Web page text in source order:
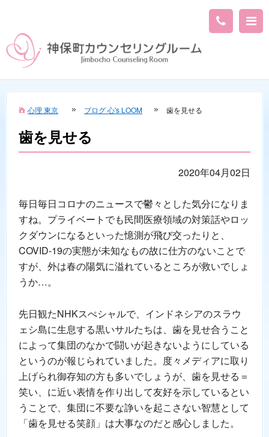
心理 東京 ブログ 心's LOOM 歯を見せる
歯を見せる
2020年04月02日
毎日毎日コロナのニュースで鬱々とした気分になりま
すね。プライベートでも民間医療領域の対策話やロッ
クダウンになるといった憶測が飛び交ったりと、
COVID-19の実態が未知なもの故に仕方のないことで
すが、外は春の陽気に溢れているところが救いでしょ
うか…。
先日観たNHKスぺシャルで、インドネシアのスラウ
ェシ島に生息する黒いサルたちは、歯を見せ合うこと
によって集団のなかで闘いが起きないようにしている
というのが報じられていました。度々メディアに取り
上げられ御存知の方も多いでしょうが、歯を見せる＝
笑い、に近い表情を作り出して友好を示しているとい
うことで、集団に不要な諍いを起こさない智慧として
「歯を見せる笑顔」は大事なのだと感心しました。